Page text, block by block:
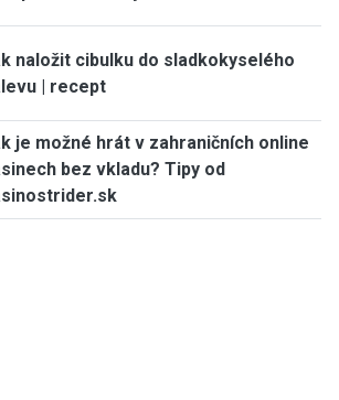
naložit cibulku do sladkokyselého
| recept
je možné hrát v zahraničních online
bez vkladu? Tipy od